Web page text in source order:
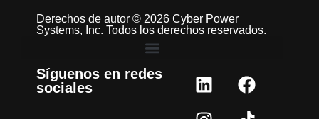
Derechos de autor © 2026 Cyber Power
Systems, Inc. Todos los derechos reservados.
Síguenos en redes
sociales